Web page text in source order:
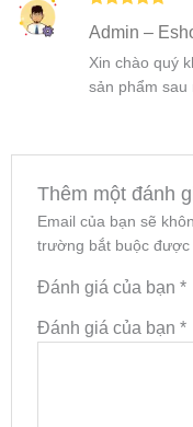
hạng55
Admin –
Xin chào quý
sản phẩm sau
Thêm một đánh
Email của bạn sẽ
trường bắt buộc được
Đánh giá của bạn *
Đánh giá của bạn *